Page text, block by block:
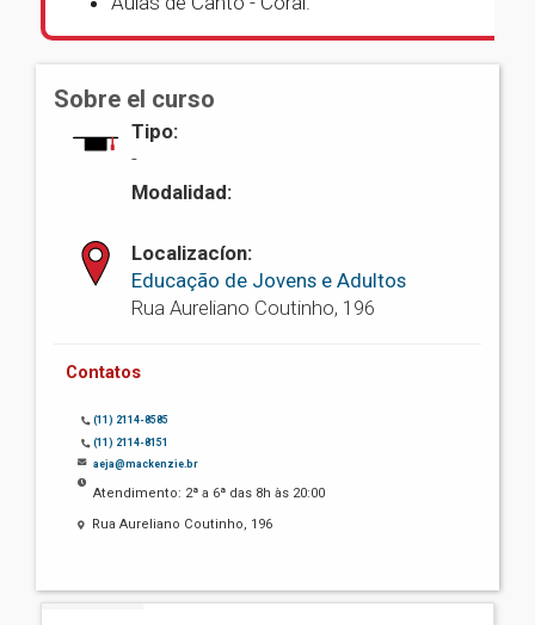
Sobre el curso
Tipo:
-
Modalidad:
Localizacíon:
Educação de Jovens e Adultos
Rua Aureliano Coutinho, 196
Contatos
(11) 2114-8585
(11) 2114-8151
aeja@mackenzie.br
Atendimento: 2ª a 6ª das 8h às 20:00
Rua Aureliano Coutinho, 196